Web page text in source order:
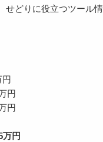
せどりに役立つツール
円
円
万円